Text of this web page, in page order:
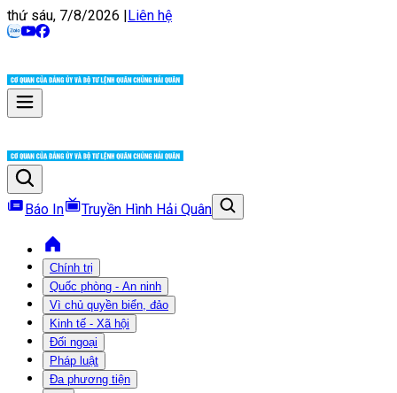
thứ sáu, 7/8/2026 |Liên hệ
Báo In Truyền Hình Hải Quân
Chính trị
Quốc phòng - An ninh
Vì chủ quyền biển, đảo
Kinh tế - Xã hội
Đối ngoại
Pháp luật
Đa phương tiện